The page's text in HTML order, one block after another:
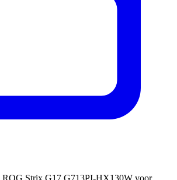
ROG Strix G17 G713PI-HX130W voor